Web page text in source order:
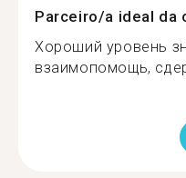
Parceiro/a ideal da
Хороший уровень
взаимопомощь,